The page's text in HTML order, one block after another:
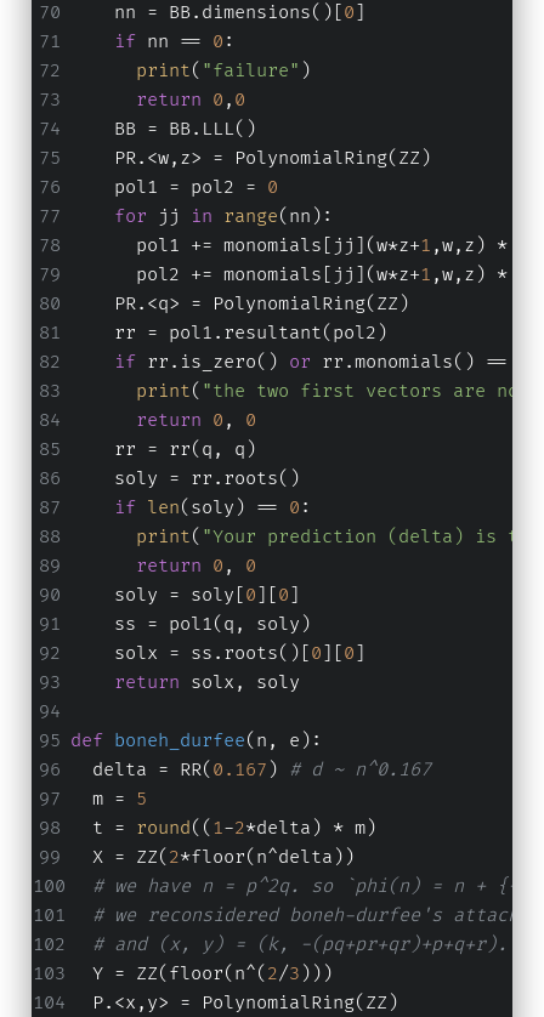
    nn = BB.dimensions()[
0
if nn == 0 :
print( "failure" )
return 0 , 0
    BB = BB.LLL()
    PR.<w,z> = PolynomialRing(ZZ)
    pol1 = pol2 =
0
for jj in range(nn):
      pol1 += monomials[jj](w*z+
1 ,w,z) *
      pol2 += monomials[jj](w*z+
1 ,w,z) *
    PR.<q> = PolynomialRing(ZZ)
    rr = pol1.resultant(pol2)
if rr.is_zero() or rr.monomials() == [
print( "the two first vectors are not
return 0 , 0
    rr = rr(q, q)
    soly = rr.roots()
if len(soly) == 0 :
print( "Your prediction (delta) is
return 0 , 0
    soly = soly[
0 0
    ss = pol1(q, soly)
    solx = ss.roots()[
0 0
return solx, soly
def boneh_durfee( n, e ):
  delta = RR(
0.167 )
# d ~ n^0.167
  m =
5
  t =
round(( 1-2*delta) * m)
  X = ZZ(
2*floor(n^delta))
# we have n = p^2q. so `phi(n) = n + {-
# we reconsidered boneh-durfee's attack
# and (x, y) = (k, -(pq+pr+qr)+p+q+r).
  Y = ZZ(floor(n^(
2/3 )))
  P.<x,y> = PolynomialRing(ZZ)